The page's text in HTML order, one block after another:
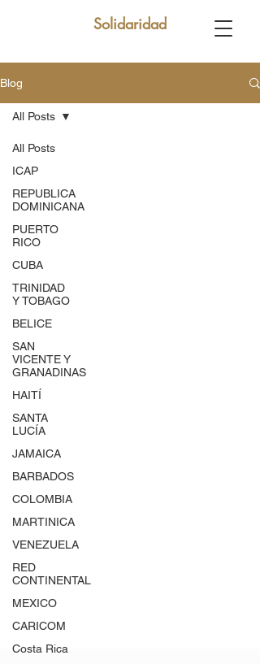
Solidaridad
Blog
All Posts
ICAP
REPUBLICA
DOMINICANA
PUERTO
RICO
CUBA
TRINIDAD
Y TOBAGO
BELICE
SAN
VICENTE Y
GRANADINAS
HAITÍ
SANTA
LUCÍA
JAMAICA
BARBADOS
COLOMBIA
MARTINICA
VENEZUELA
RED
CONTINENTAL
MEXICO
CARICOM
Costa Rica
All Posts